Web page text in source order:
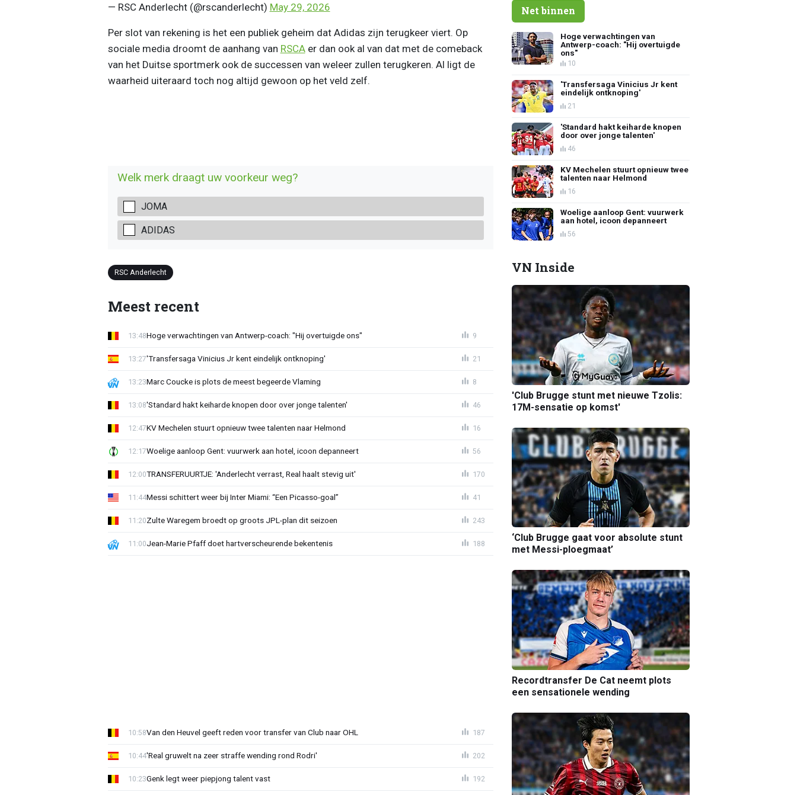
— RSC Anderlecht (@rscanderlecht) May 29, 2026
Per slot van rekening is het een publiek geheim dat Adidas zijn terugkeer viert. Op
sociale media droomt de aanhang van RSCAer dan ook al van dat met de comeback
van het Duitse sportmerk ook de successen van weleer zullen terugkeren. Al ligt de
waarheid uiteraard toch nog altijd gewoon op het veld zelf.
Welk merk draagt uw voorkeur weg?
JOMA
ADIDAS
RSC Anderlecht
Meest recent
Hoge verwachtingen van Antwerp-coach: "Hij overtuigde ons"
13:48 9
'Transfersaga Vinicius Jr kent eindelijk ontknoping'
13:27 21
Marc Coucke is plots de meest begeerde Vlaming
13:23 8
'Standard hakt keiharde knopen door over jonge talenten'
13:08 46
KV Mechelen stuurt opnieuw twee talenten naar Helmond
12:47 16
Woelige aanloop Gent: vuurwerk aan hotel, icoon depanneert
12:17 56
TRANSFERUURTJE: 'Anderlecht verrast, Real haalt stevig uit'
12:00 170
Messi schittert weer bij Inter Miami: “Een Picasso-goal”
11:44 41
Zulte Waregem broedt op groots JPL-plan dit seizoen
11:20 243
Jean-Marie Pfaff doet hartverscheurende bekentenis
11:00 188
Van den Heuvel geeft reden voor transfer van Club naar OHL
10:58 187
'Real gruwelt na zeer straffe wending rond Rodri'
10:44 202
Genk legt weer piepjong talent vast
10:23 192
Net binnen
Hoge verwachtingen van
Antwerp-coach: "Hij overtuigde
ons"
10
'Transfersaga Vinicius Jr kent
eindelijk ontknoping'
21
'Standard hakt keiharde knopen
door over jonge talenten'
46
KV Mechelen stuurt opnieuw twee
talenten naar Helmond
16
Woelige aanloop Gent: vuurwerk
aan hotel, icoon depanneert
56
VN Inside
'Club Brugge stunt met nieuwe Tzolis:
17M-sensatie op komst'
‘Club Brugge gaat voor absolute stunt
met Messi-ploegmaat’
Recordtransfer De Cat neemt plots
een sensationele wending